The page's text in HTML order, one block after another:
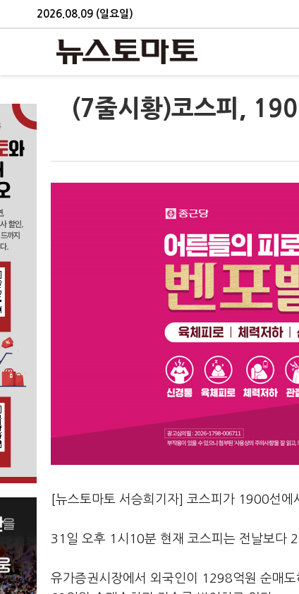
2026.08.09 (일요일)
(7줄시황)코스피,
[뉴스토마토 서승희기자] 코스피가 1900선에
31일 오후 1시10분 현재 코스피는 전날보다
유가증권시장에서 외국인이 1298억원 순매